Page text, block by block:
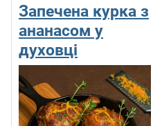
Запечена курка з
ананасом у
духовці